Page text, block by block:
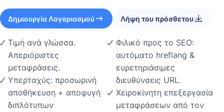
Δημιουργία Λογαριασμού Λήψη του πρόσθετου
Τιμή ανά γλώσσα.
Απεριόριστες
μεταφράσεις.
Υπερταχύς: προσωρινή
αποθήκευση + αποφυγή
διπλότυπων
Φιλικό προς το SEO:
αυτόματο hreflang &
ευρετηριάσιμες
διευθύνσεις URL.
Χειροκίνητη επεξεργασία
μεταφράσεων από τον